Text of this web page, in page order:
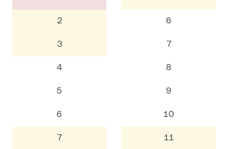
2
3
4
5
6
7
6
7
8
9
10
11